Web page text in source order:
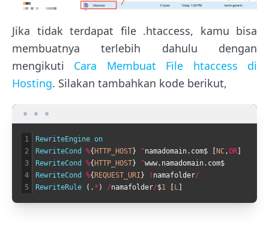
Jika tidak terdapat file .htaccess, kamu bisa
membuatnya terlebih dahulu dengan
mengikuti Cara Membuat File htaccess di
Hosting. Silakan tambahkan kode berikut,
1
2
3
4
5
RewriteEngine on
RewriteCond
%{HTTP_HOST} ^namadomain. com$ [NC ,OR]
RewriteCond
%{HTTP_HOST} ^www. namadomain. com$
RewriteCond
%{REQUEST_URI} ! namafolder/
RewriteRule
( . * ) /namafolder/$1 [L ]